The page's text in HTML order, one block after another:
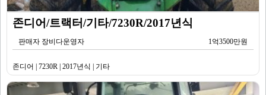
존디어/트랙터/기타/7230R/2017년식
판매자 장비다운영자 1억3500만원
존디어 | 7230R | 2017년식 | 기타